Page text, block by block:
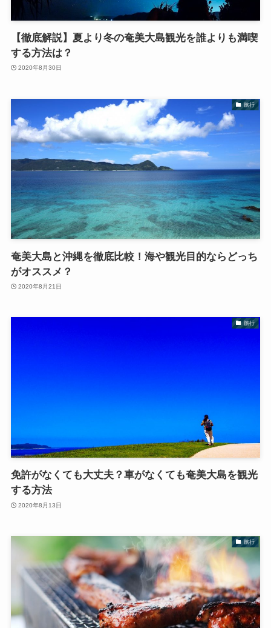
【徹底解説】夏より冬の奄美大島観光を誰よりも満喫
する方法は？
2020年8月30日
旅行
奄美大島と沖縄を徹底比較！海や観光目的ならどっち
がオススメ？
2020年8月21日
旅行
免許がなくても大丈夫？車がなくても奄美大島を観光
する方法
2020年8月13日
旅行